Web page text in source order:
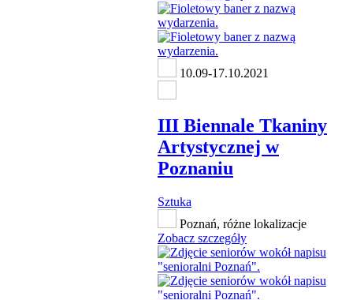
10.09-17.10.2021
III Biennale Tkaniny
Artystycznej w
Poznaniu
Sztuka
Poznań, różne lokalizacje
Zobacz szczegóły